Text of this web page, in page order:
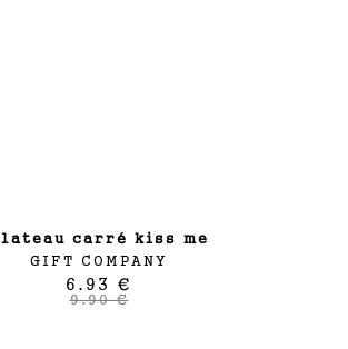
plateau carré kiss me
GIFT COMPANY
6.93 €
9.90 €